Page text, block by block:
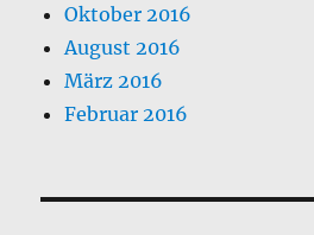
Oktober 2016
August 2016
März 2016
Februar 2016